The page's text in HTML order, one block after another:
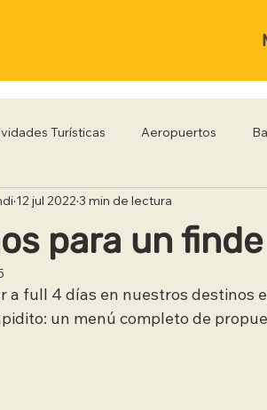
Turísticas Aeropuertos
Entre Rios Florianópolis
para un
12 jul 2022 3 min de lectura
a full 4 días en nuestros destinos
un menú completo de